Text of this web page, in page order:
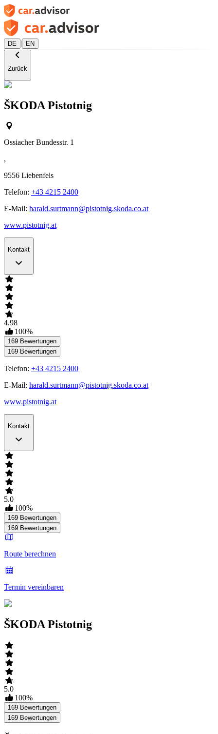
DE | EN
Zurück
ŠKODA Pistotnig
Ossiacher Bundesstr. 1
,
9556 Liebenfels
Telefon: +43 4215 2400
E-Mail: harald.surtmann@pistotnig.skoda.co.at
www.pistotnig.at
Kontakt
4.98
100%
169 Bewertungen
169 Bewertungen
Telefon: +43 4215 2400
E-Mail: harald.surtmann@pistotnig.skoda.co.at
www.pistotnig.at
Kontakt
5.0
100%
169 Bewertungen
169 Bewertungen
Route berechnen
Termin vereinbaren
ŠKODA Pistotnig
5.0
100%
169 Bewertungen
169 Bewertungen